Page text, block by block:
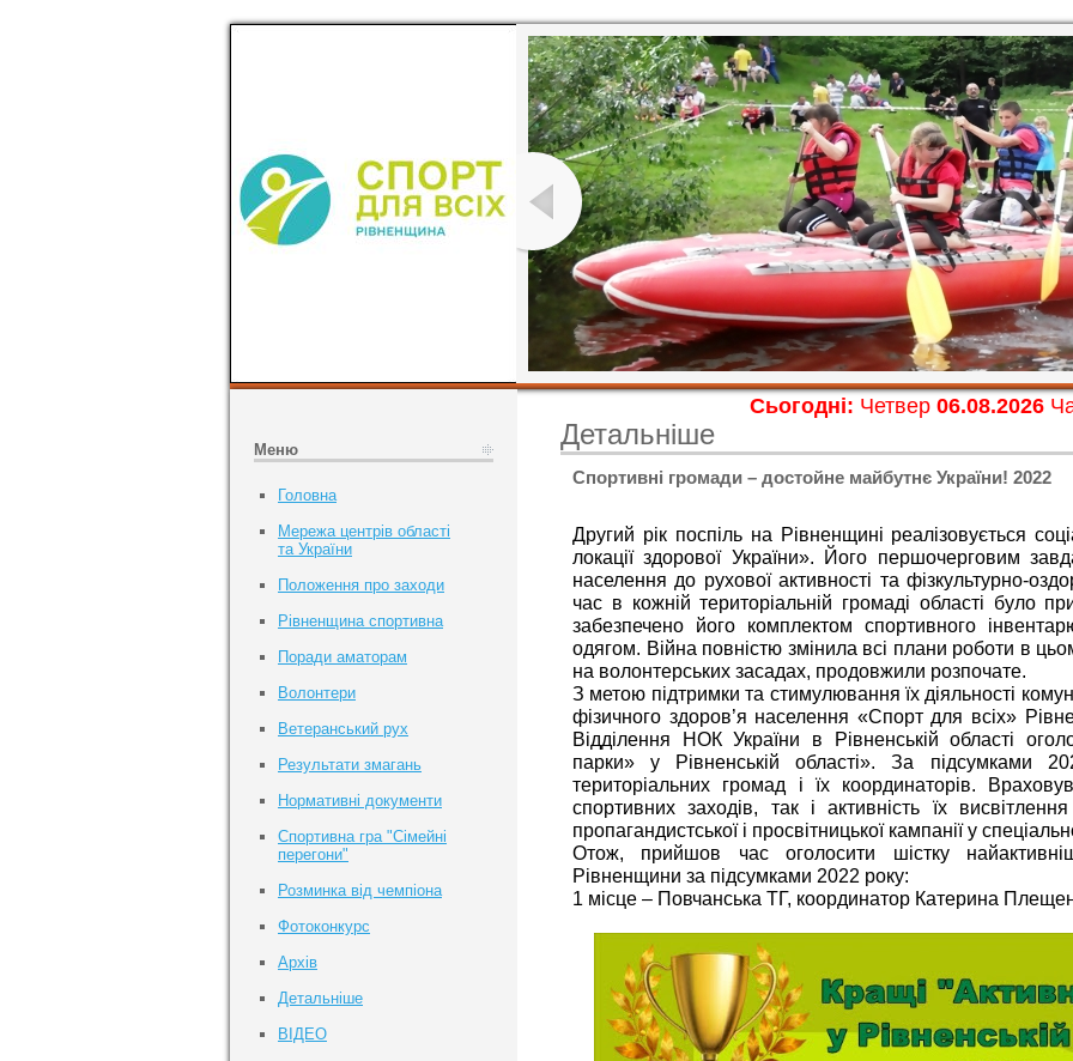
Сьогодні: Четвер 06.08.2026
Детальніше
Спортивні громади – достойне майбутнє України! 2022
Другий рік поспіль на Рівненщині реалізовується
локації здорової України». Його першочерговим
населення до рухової активності та фізкультурно-
час в кожній територіальній громаді області було
забезпечено його комплектом спортивного
одягом. Війна повністю змінила всі плани роботи в
на волонтерських засадах, продовжили розпочате.
З метою підтримки та стимулювання їх діяльності
фізичного здоров’я населення «Спорт для всіх»
Відділення НОК України в Рівненській області
парки» у Рівненській області». За підсумками
територіальних громад і їх координаторів.
спортивних заходів, так і активність їх
пропагандистської і просвітницької кампанії у
Отож, прийшов час оголосити шістку
Рівненщини за підсумками 2022 року:
1 місце – Повчанська ТГ, координатор Катерина
Меню
Головна
Мережа центрів області
та України
Положення про заходи
Рівненщина спортивна
Поради аматорам
Волонтери
Ветеранський рух
Результати змагань
Нормативні документи
Спортивна гра "Сімейні
перегони"
Розминка від чемпіона
Фотоконкурс
Архів
Детальніше
ВІДЕО